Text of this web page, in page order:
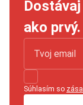
ako prvý.
Súhlasím so